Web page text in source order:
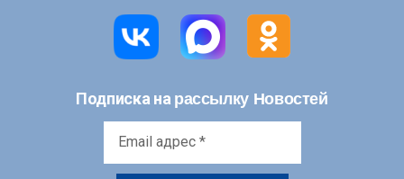
Подписка на рассылку Новостей